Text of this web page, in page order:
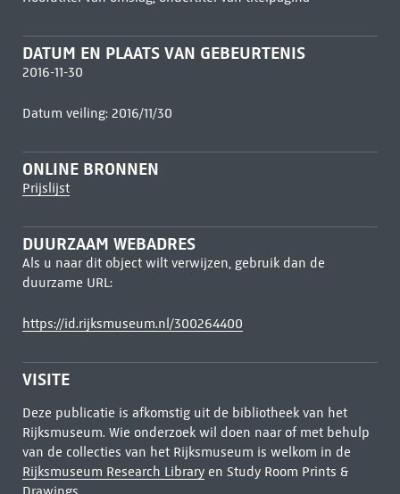
DATUM EN PLAATS VAN GEBEURTENIS
2016-11-30
Datum veiling: 2016/11/30
ONLINE BRONNEN
Prijslijst
DUURZAAM WEBADRES
Als u naar dit object wilt verwijzen, gebruik dan de
duurzame URL:
https://id.rijksmuseum.nl/300264400
VISITE
Deze publicatie is afkomstig uit de bibliotheek van het
Rijksmuseum. Wie onderzoek wil doen naar of met behulp
van de collecties van het Rijksmuseum is welkom in de
Rijksmuseum Research Libraryen Study Room Prints &